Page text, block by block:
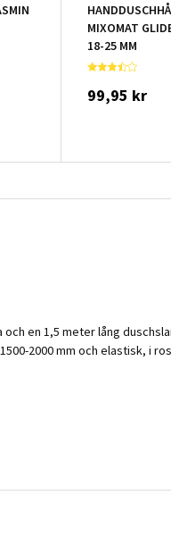
MIXOMAT
18-25 MM
99,95 kr
en 1,5 meter lång
2000 mm och elastisk,